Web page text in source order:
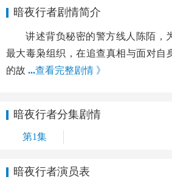
暗夜行者剧情简介
讲述背负秘密的警方线人陈陌，
最大毒枭组织，在追查真相与面对自
的故 ...查看完整剧情 》
暗夜行者分集剧情
第1集
暗夜行者演员表
未知